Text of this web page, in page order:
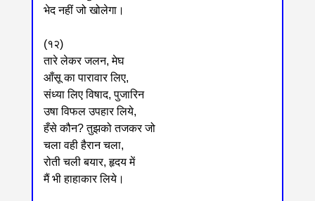
भेद नहीं जो खोलेगा।
(१२)
तारे लेकर जलन, मेघ
आँसू का पारावार लिए,
संध्या लिए विषाद, पुजारिन
उषा विफल उपहार लिये,
हँसे कौन? तुझको तजकर जो
चला वही हैरान चला,
रोती चली बयार, हृदय में
मैं भी हाहाकार लिये।